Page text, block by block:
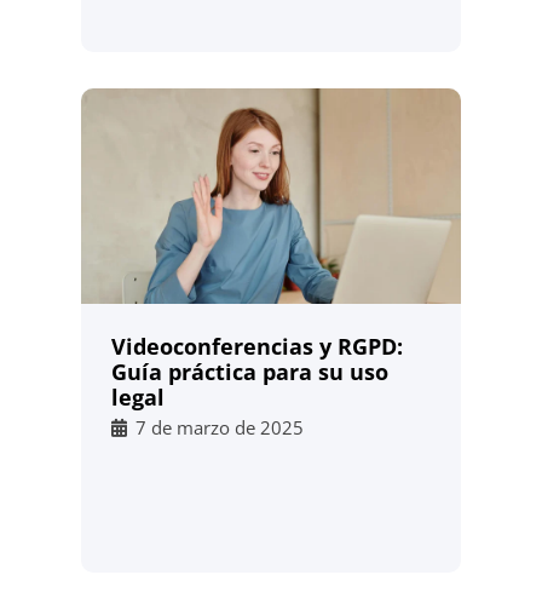
Videoconferencias y RGPD:
Guía práctica para su uso
legal
7 de marzo de 2025